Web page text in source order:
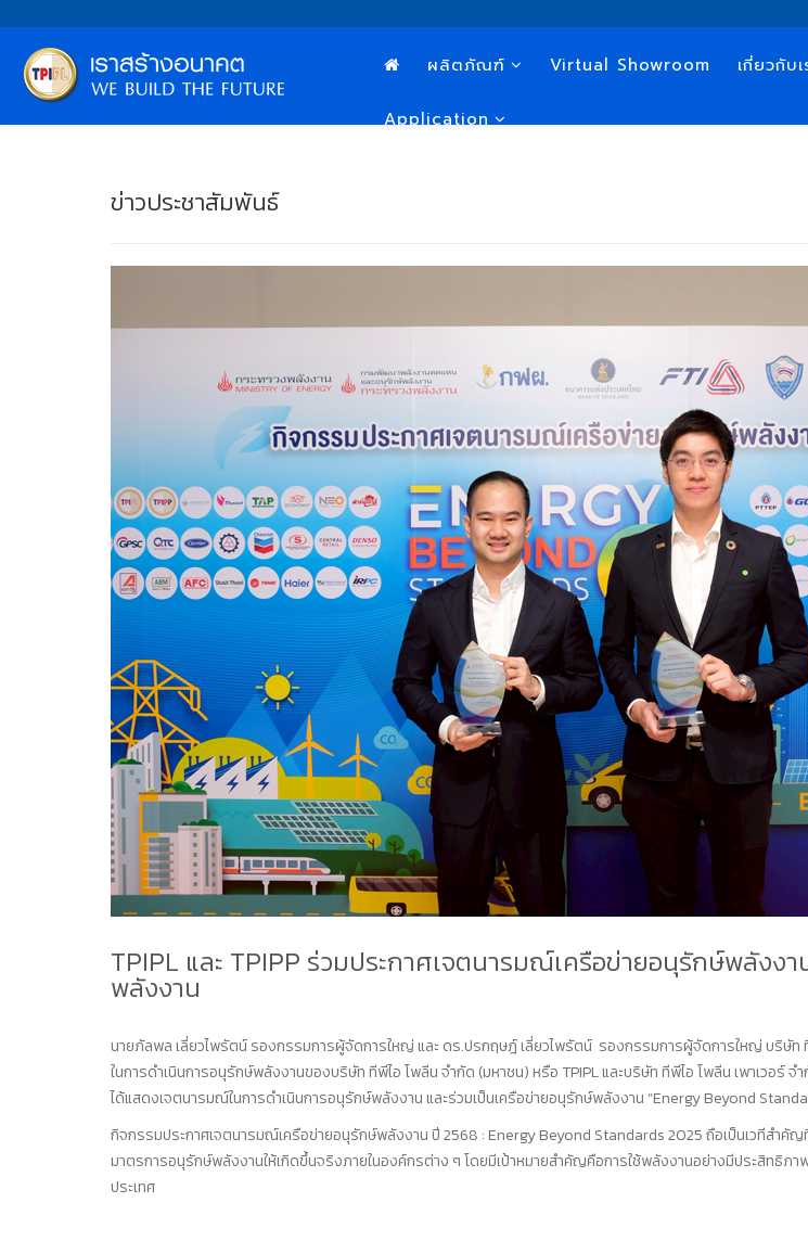
ผลิตภัณฑ์ Virtual Showroom เกี่ยวกับเ
Application
ข่าวประชาสัมพันธ์
TPIPL และ TPIPP ร่วมประกาศเจตนารมณ์เครือข่ายอนุรักษ์พลังง
พลังงาน
นายภัลพล เลี่ยวไพรัตน์ รองกรรมการผู้จัดการใหญ่ และ ดร.ปรกฤษฎ์ เลี่ยวไพรัตน์ รองกรรมการผู้จัดการใหญ่ บริษัท
ในการดำเนินการอนุรักษ์พลังงานของบริษัท ทีพีไอ โพลีน จำกัด (มหาชน) หรือ TPIPL และบริษัท ทีพีไอ โพลีน เพาเวอร์ จ
ได้แสดงเจตนารมณ์ในการดำเนินการอนุรักษ์พลังงาน และร่วมเป็นเครือข่ายอนุรักษ์พลังงาน “Energy Beyond
กิจกรรมประกาศเจตนารมณ์เครือข่ายอนุรักษ์พลังงาน ปี 2568 : Energy Beyond Standards 2025 ถือเป็นเวทีสำคั
มาตรการอนุรักษ์พลังงานให้เกิดขึ้นจริงภายในองค์กรต่าง ๆ โดยมีเป้าหมายสำคัญคือการใช้พลังงานอย่างมีประสิทธิ
ประเทศ